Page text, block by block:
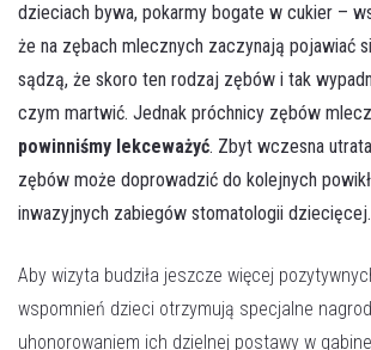
dzieciach bywa, pokarmy bogate w cukier –
że na zębach mlecznych zaczynają pojawiać
sądzą, że skoro ten rodzaj zębów i tak
czym martwić. Jednak próchnicy zębów
powinniśmy lekceważyć. Zbyt wczesna
zębów może doprowadzić do kolejnych
inwazyjnych zabiegów stomatologii dziecięcej.
Aby wizyta budziła jeszcze więcej
wspomnień dzieci otrzymują specjalne
uhonorowaniem ich dzielnej postawy w